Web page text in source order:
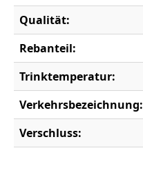
Qualität:
Rebanteil:
Trinktemperatur:
Verkehrsbezeichnung:
Verschluss: